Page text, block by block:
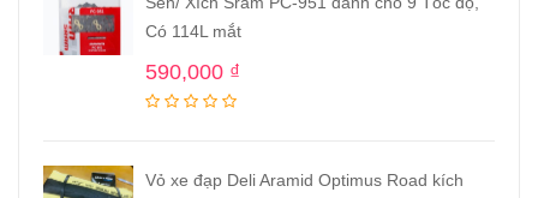
Có 114L mắt
590,000 ₫
Vỏ xe đạp Deli Aramid Optimus Road kích